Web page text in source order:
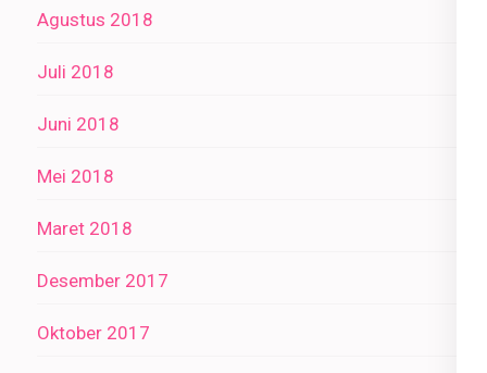
Agustus 2018
Juli 2018
Juni 2018
Mei 2018
Maret 2018
Desember 2017
Oktober 2017